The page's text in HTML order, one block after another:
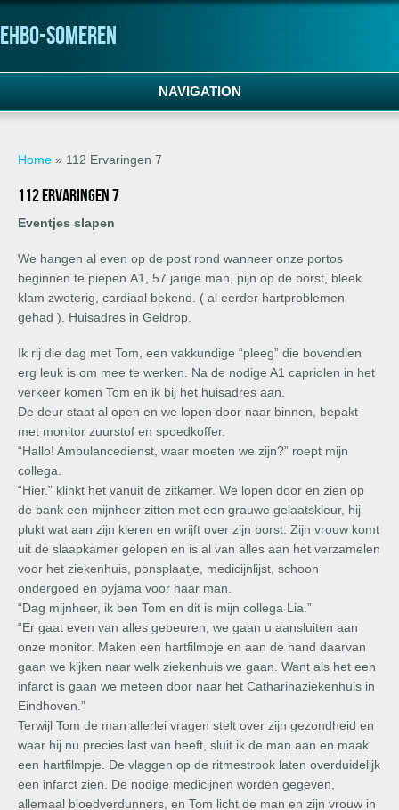
ehbo-someren
NAVIGATION
Home » 112 Ervaringen 7
112 Ervaringen 7
Eventjes slapen
We hangen al even op de post rond wanneer onze portos
beginnen te piepen.A1, 57 jarige man, pijn op de borst, bleek
klam zweterig, cardiaal bekend. ( al eerder hartproblemen
gehad ). Huisadres in Geldrop.
Ik rij die dag met Tom, een vakkundige “pleeg” die bovendien
erg leuk is om mee te werken. Na de nodige A1 capriolen in het
verkeer komen Tom en ik bij het huisadres aan.
De deur staat al open en we lopen door naar binnen, bepakt
met monitor zuurstof en spoedkoffer.
“Hallo! Ambulancedienst, waar moeten we zijn?” roept mijn
collega.
“Hier.” klinkt het vanuit de zitkamer. We lopen door en zien op
de bank een mijnheer zitten met een grauwe gelaatskleur, hij
plukt wat aan zijn kleren en wrijft over zijn borst. Zijn vrouw komt
uit de slaapkamer gelopen en is al van alles aan het verzamelen
voor het ziekenhuis, ponsplaatje, medicijnlijst, schoon
ondergoed en pyjama voor haar man.
“Dag mijnheer, ik ben Tom en dit is mijn collega Lia.”
“Er gaat even van alles gebeuren, we gaan u aansluiten aan
onze monitor. Maken een hartfilmpje en aan de hand daarvan
gaan we kijken naar welk ziekenhuis we gaan. Want als het een
infarct is gaan we meteen door naar het Catharinaziekenhuis in
Eindhoven.”
Terwijl Tom de man allerlei vragen stelt over zijn gezondheid en
waar hij nu precies last van heeft, sluit ik de man aan en maak
een hartfilmpje. De vlaggen op de ritmestrook laten overduidelijk
een infarct zien. De nodige medicijnen worden gegeven,
allemaal bloedverdunners, en Tom licht de man en zijn vrouw in